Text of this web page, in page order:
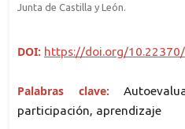
Junta de Castilla y León.
DOI: https://doi.org/10.22370/
Palabras clave:
participación, aprendizaje